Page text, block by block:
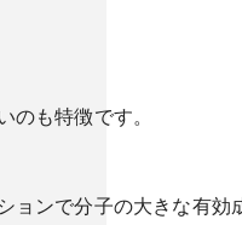
のも特徴です。
ョンで分子の大きな有効